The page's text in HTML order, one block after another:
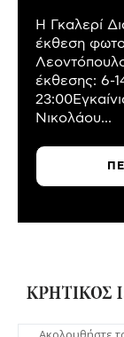
Η Γκαλερί
έκθεση
έκθεσης: 6-
Νικολάου...